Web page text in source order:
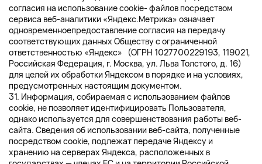
согласия на использование cookie- файлов посредством
сервиса веб-аналитики «Яндекс.Метрика» означает
одновременноепредоставление согласия на передачу
соответствующих данных Обществу с ограниченной
ответственностью «Яндекс» (ОГРН 1027700229193, 119021,
Российская Федерация, г. Москва, ул. Льва Толстого, д. 16)
для целей их обработки Яндексом в порядке и на условиях,
предусмотренных настоящим документом.
31. Информация, собираемая с использованием файлов
cookie, не позволяет идентифицировать Пользователя,
однако используется для совершенствования работы веб-
сайта. Сведения об использовании веб-сайта, полученные
посредством cookie, подлежат передаче Яндексу и
хранению на серверах Яндекса, расположенных в